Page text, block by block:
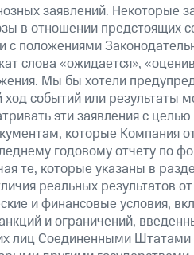
заявлений. Некоторые
в отношении предстоящих
с положениями
слова «ожидается»,
Мы бы хотели
событий или результаты
эти заявления с
которые Компания
годовому отчету по
те, которые указаны в
реальных результатов
и финансовые условия,
и ограничений,
лиц Соединенными